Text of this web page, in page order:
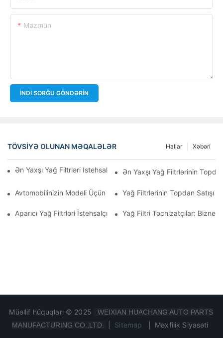
Məzmun
İNDI SORĞU GÖNDƏRIN
TÖVSIYƏ OLUNAN MƏQALƏLƏR Xəbəri
Hallar
Ən Yaxşı Yağ Filtrləri Istehsal Edən Şirkətlər: Hərtərəfli Baxış
Ən Yaxşı Yağ Filtrlərinin
Avtomobilinizin Modeli Üçün Düzgün Yağ Filtrinin Seçilməsi:
Yağ Filtrlərinin Topdan Satışı
Aparıcı Yağ Filtrləri İstehsalçılarına Və Onların İnnovasiyalarına
Yağ Filtri Təchizatçılar:
Müəllif hüquqları © 2025
WEIXIAN HUACHANG AUTO PARTS
MANUFACTURING CO.,LTD.
Sitemap Məxfilik Siyasəti